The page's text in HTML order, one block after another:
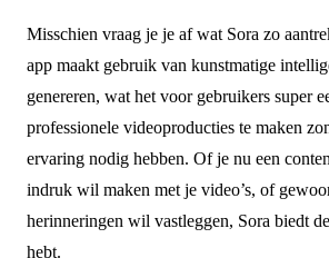
Misschien vraag je je af wat Sora zo
app maakt gebruik van kunstmatige
genereren, wat het voor gebruikers super
professionele videoproducties te maken
ervaring nodig hebben. Of je nu een
indruk wil maken met je video’s, of
herinneringen wil vastleggen, Sora biedt
hebt.